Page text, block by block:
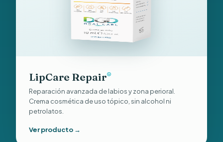
LipCare Repair®
Reparación avanzada de labios y zona perioral.
Crema cosmética de uso tópico, sin alcohol ni
petrolatos.
Ver producto →